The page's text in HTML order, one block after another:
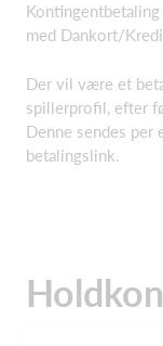
med Dankort/
Der vil være et
spillerprofil, efter
Denne sendes per
betalingslink.